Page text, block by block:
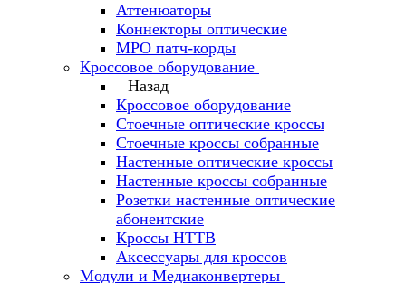
Аттенюаторы
Коннекторы оптические
MPO патч-корды
Кроссовое оборудование
Назад
Кроссовое оборудование
Стоечные оптические кроссы
Стоечные кроссы собранные
Настенные оптические кроссы
Настенные кроссы собранные
Розетки настенные оптические
абонентские
Кроссы HTTB
Аксессуары для кроссов
Модули и Медиаконвертеры